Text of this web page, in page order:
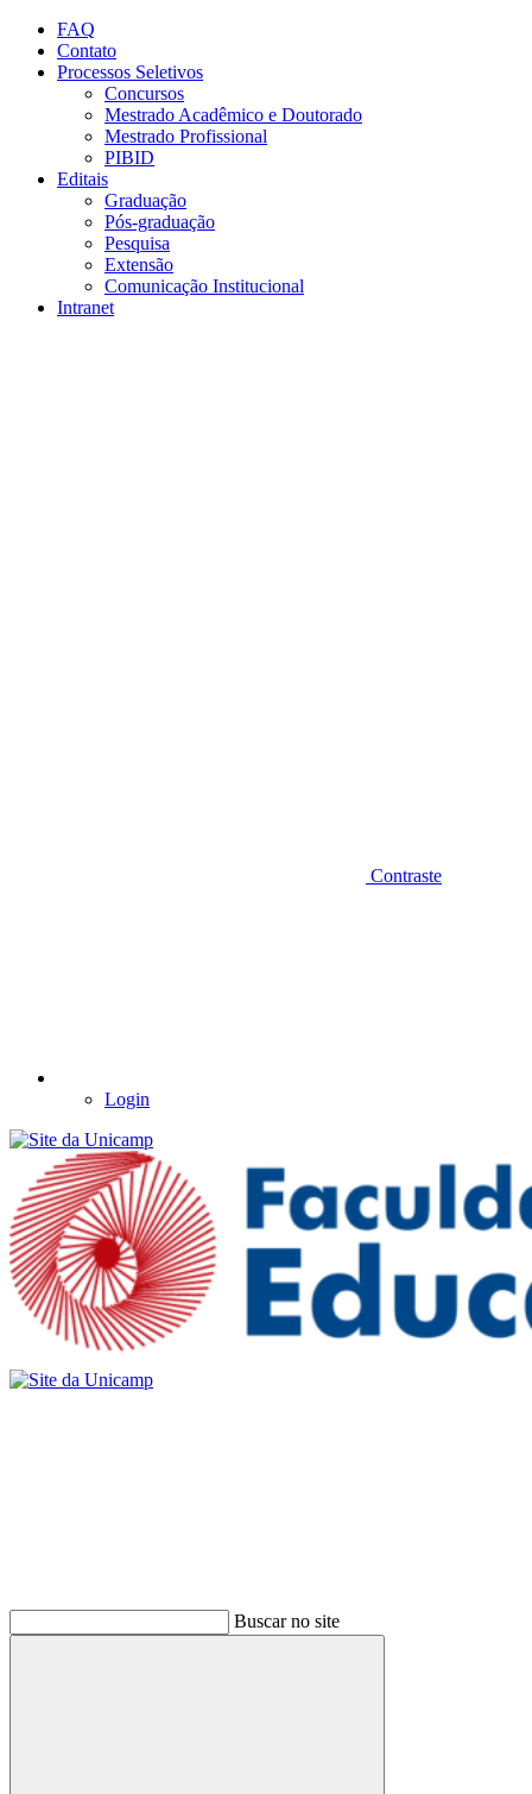
Conteúdo principal
FAQ
Contato
Processos Seletivos
Concursos
Mestrado Acadêmico e Doutorado
Mestrado Profissional
PIBID
Editais
Graduação
Pós-graduação
Pesquisa
Extensão
Comunicação Institucional
Intranet
Contraste
Login
Buscar no site